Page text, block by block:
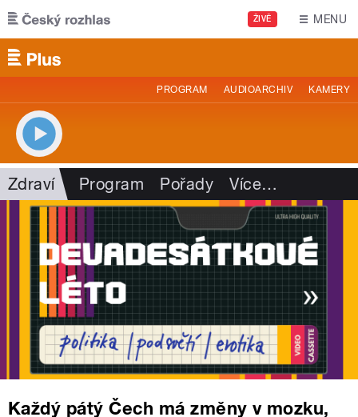
Přejít k hlavnímu obsahu
ŽIVĚ MENU
PROGRAM AUDIOARCHIV KAMERY
Zdraví Program Pořady Více…
Každý pátý Čech má změny v mozku,